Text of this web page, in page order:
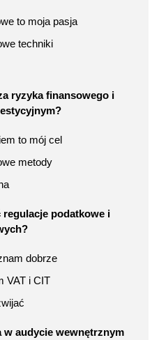
to moja pasja
techniki
ryzyka finansowego i
to mój cel
metody
regulacje podatkowe i
dobrze
VAT i CIT
w audycie wewnętrznym